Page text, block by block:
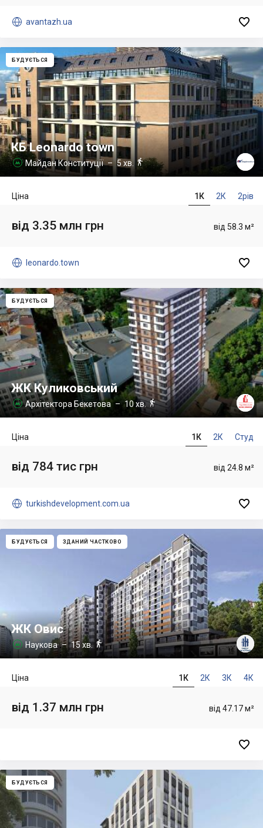
 avantazh.ua 
БУДУЄТЬСЯ
КБ Leonardo town
 Майдан Конституції– 5 хв. 
1К 2К 2рів
Ціна
від 58.3 м²
від 3.35 млн грн
 leonardo.town 
БУДУЄТЬСЯ
ЖК Куликовський
 Архітектора Бекетова – 10 хв.
1К 2К Студ
Ціна
від 24.8 м²
від 784 тис грн
 turkishdevelopment.com.ua 
БУДУЄТЬСЯ ЗДАНИЙ ЧАСТКОВО
ЖК Овис
 Наукова– 15 хв. 
1К 2К 3К 4К
Ціна
від 47.17 м²
від 1.37 млн грн

БУДУЄТЬСЯ